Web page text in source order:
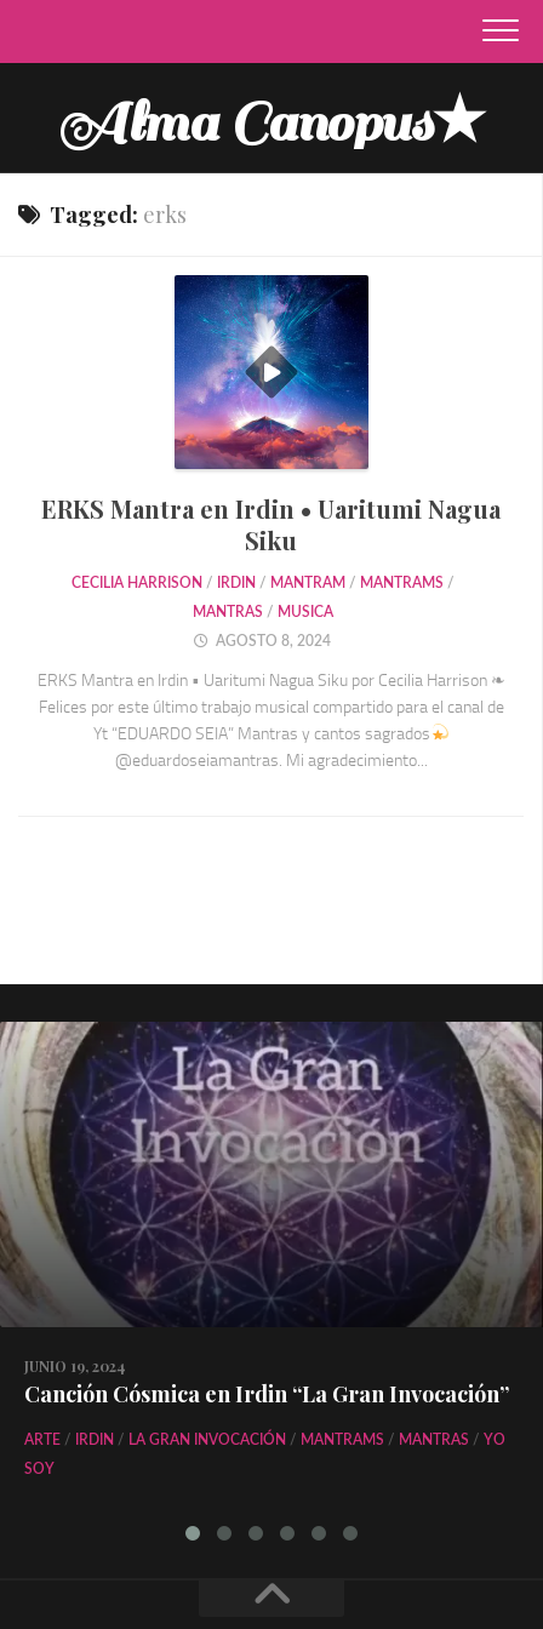
content
Alma Canopus★
Tagged: erks
ERKS Mantra en Irdin • Uaritumi Nagua
Siku
CECILIA HARRISON / IRDIN / MANTRAM / MANTRAMS /
MANTRAS / MUSICA
AGOSTO 8, 2024
ERKS Mantra en Irdin • Uaritumi Nagua Siku por Cecilia Harrison ❧
Felices por este último trabajo musical compartido para el canal de
Yt “EDUARDO SEIA” Mantras y cantos sagrados
@eduardoseiamantras. Mi agradecimiento...
JUNIO 19, 2024
Canción Cósmica en Irdin “La Gran Invocación”
ARTE / IRDIN / LA GRAN INVOCACIÓN / MANTRAMS / MANTRAS / YO
SOY